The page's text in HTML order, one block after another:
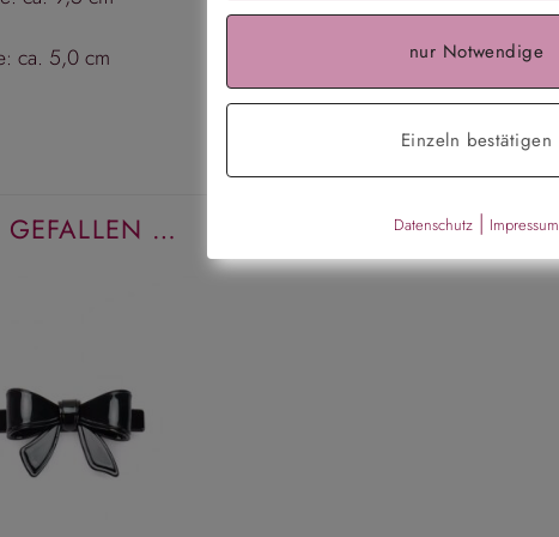
ca. 5,0 cm
GEFALLEN …
nur Notwendige
Einzeln bestätigen
Datenschutz | Impressum